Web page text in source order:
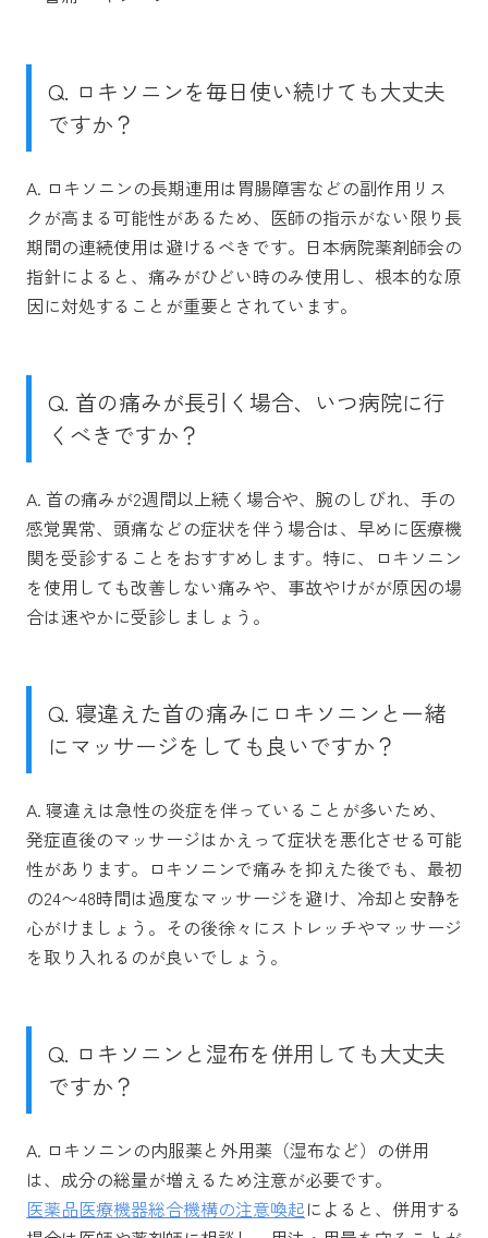
Q. ロキソニンを毎日使い続けても大丈夫
ですか？
A. ロキソニンの長期連用は胃腸障害などの副作用リス
クが高まる可能性があるため、医師の指示がない限り長
期間の連続使用は避けるべきです。日本病院薬剤師会の
指針によると、痛みがひどい時のみ使用し、根本的な原
因に対処することが重要とされています。
Q. 首の痛みが長引く場合、いつ病院に行
くべきですか？
A. 首の痛みが2週間以上続く場合や、腕のしびれ、手の
感覚異常、頭痛などの症状を伴う場合は、早めに医療機
関を受診することをおすすめします。特に、ロキソニン
を使用しても改善しない痛みや、事故やけがが原因の場
合は速やかに受診しましょう。
Q. 寝違えた首の痛みにロキソニンと一緒
にマッサージをしても良いですか？
A. 寝違えは急性の炎症を伴っていることが多いため、
発症直後のマッサージはかえって症状を悪化させる可能
性があります。ロキソニンで痛みを抑えた後でも、最初
の24〜48時間は過度なマッサージを避け、冷却と安静を
心がけましょう。その後徐々にストレッチやマッサージ
を取り入れるのが良いでしょう。
Q. ロキソニンと湿布を併用しても大丈夫
ですか？
A. ロキソニンの内服薬と外用薬（湿布など）の併用
は、成分の総量が増えるため注意が必要です。
医薬品医療機器総合機構の注意喚起によると、併用する